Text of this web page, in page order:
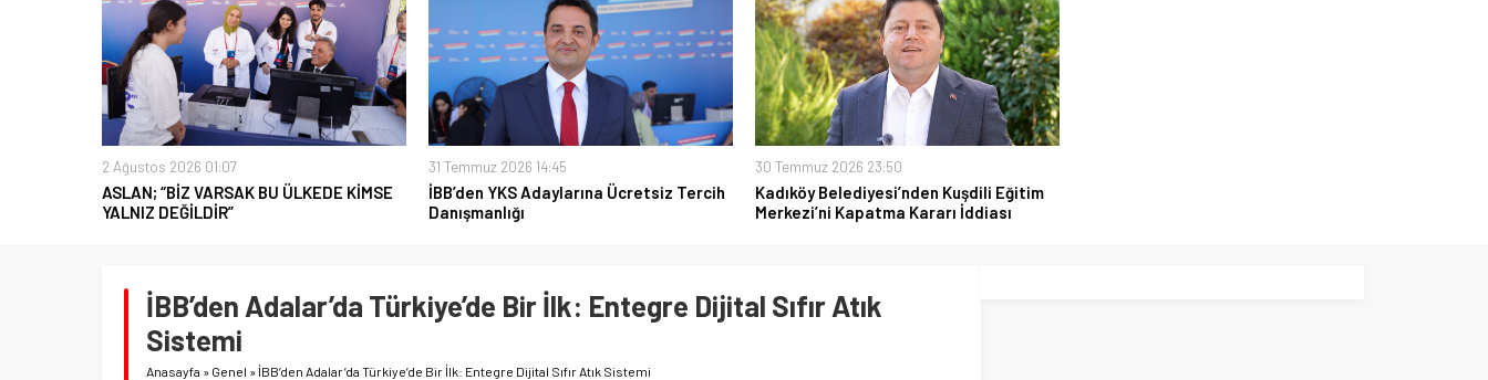
2 Ağustos 2026 01:07
ASLAN; “BİZ VARSAK BU ÜLKEDE KİMSE
YALNIZ DEĞİLDİR”
31 Temmuz 2026 14:45
İBB’den YKS Adaylarına Ücretsiz Tercih
Danışmanlığı
30 Temmuz 2026 23:50
Kadıköy Belediyesi’nden Kuşdili Eğitim
Merkezi’ni Kapatma Kararı İddiası
İBB’den Adalar’da Türkiye’de Bir İlk: Entegre Dijital Sıfır Atık
Sistemi
Anasayfa » Genel » İBB’den Adalar’da Türkiye’de Bir İlk: Entegre Dijital Sıfır Atık Sistemi